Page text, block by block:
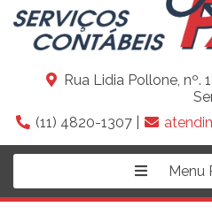
Rua Lidia Pollone, nº.
(11) 4820-1307 |
Menu